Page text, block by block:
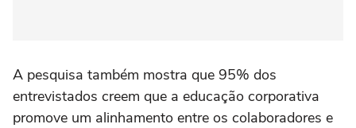
A pesquisa também mostra que 95% dos
entrevistados creem que a educação corporativa
promove um alinhamento entre os colaboradores e